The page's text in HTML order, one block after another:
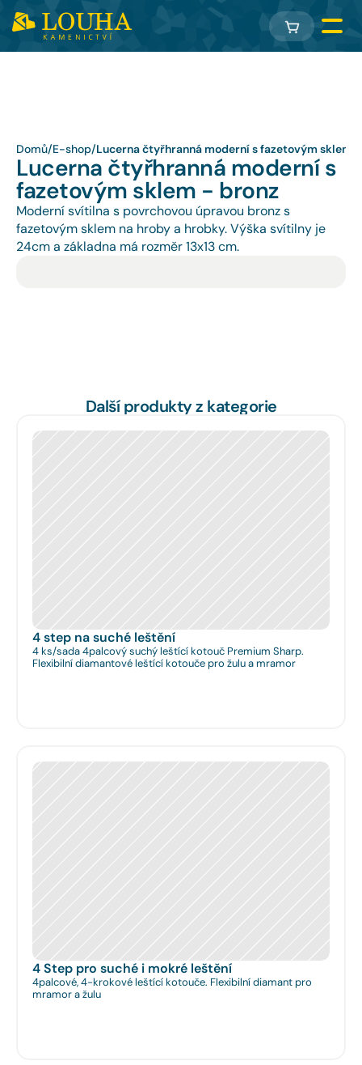
Domů/E-shop/Lucerna čtyřhranná moderní s fazetovým sklem
Lucerna čtyřhranná moderní s
fazetovým sklem - bronz
Moderní svítilna s povrchovou úpravou bronz s
fazetovým sklem na hroby a hrobky. Výška svítilny je
24cm a základna má rozměr 13x13 cm.
Další produkty z kategorie
4 step na suché leštění
4 ks/sada 4palcový suchý leštící kotouč Premium Sharp.
Flexibilní diamantové leštící kotouče pro žulu a mramor
4 Step pro suché i mokré leštění
4palcové, 4-krokové leštící kotouče. Flexibilní diamant pro
mramor a žulu